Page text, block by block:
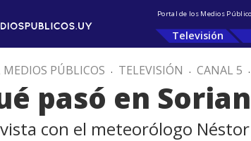
Portal de los Medios
Televisión
MEDIOS PÚBLICOS . TELEVISIÓN . CANAL 5 .
pasó en
con el meteorólogo